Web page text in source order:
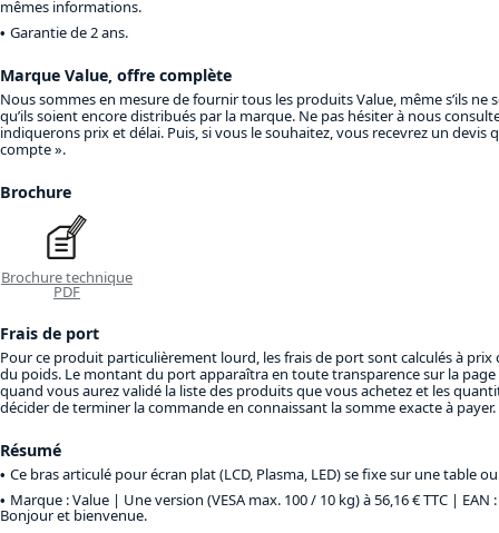
mêmes informations.
Garantie de 2 ans.
Marque Value, offre complète
Nous sommes en mesure de fournir tous les produits Value, même s’ils
qu’ils soient encore distribués par la marque. Ne pas hésiter à nous
indiquerons prix et délai. Puis, si vous le souhaitez, vous recevrez un devis
compte ».
Brochure
Brochure technique
PDF
Frais de port
Pour ce produit particulièrement lourd, les frais de port sont calculés à
du poids. Le montant du port apparaîtra en toute transparence sur la
quand vous aurez validé la liste des produits que vous achetez et les
décider de terminer la commande en connaissant la somme exacte à payer.
Résumé
Ce bras articulé pour écran plat (LCD, Plasma, LED) se fixe sur une table
Marque : Value | Une version (VESA max. 100 / 10 kg) à 56,16 € TTC | EAN
Bonjour et bienvenue.